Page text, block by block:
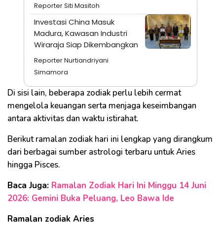
Reporter Siti Masitoh
Investasi China Masuk
Madura, Kawasan Industri
Wiraraja Siap Dikembangkan
Reporter Nurtiandriyani
Simamora
Di sisi lain, beberapa zodiak perlu lebih cermat
mengelola keuangan serta menjaga keseimbangan
antara aktivitas dan waktu istirahat.
Berikut ramalan zodiak hari ini lengkap yang dirangkum
dari berbagai sumber astrologi terbaru untuk Aries
hingga Pisces.
Baca Juga: Ramalan Zodiak Hari Ini Minggu 14 Juni
2026: Gemini Buka Peluang, Leo Bawa Ide
Ramalan zodiak Aries